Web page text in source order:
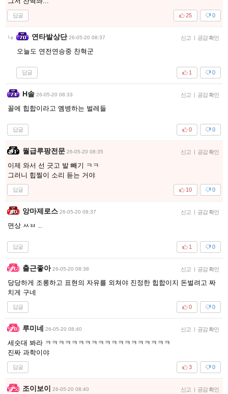
답글 0
25
연타발상단 26-05-20 08:37 신고 | 공감 확인
오늘도 연전연승중 찬혁군
답글 0
1
H솔 26-05-20 08:33 신고 | 공감 확인
꼴에 힙합이라고 옘병하는 벌레들
답글 0
0
월급루팡전문 26-05-20 08:35 신고 | 공감 확인
이제 와서 선 긋고 발 빼기 ㅋㅋ
그러니 힙찔이 소리 듣는 거야
답글 0
10
앙마제로스 26-05-20 08:37 신고 | 공감 확인
면상 ㅆㅂ ..
답글 0
1
출근좋아 26-05-20 08:38 신고 | 공감 확인
당당하게 조롱하고 표현의 자유를 외쳐야 진정한 힙합이지 돈벌려고 짜
치게 구네
답글 0
0
루미네 26-05-20 08:40 신고 | 공감 확인
세숫대 봐라 ㅋㅋㅋㅋㅋㅋㅋㅋㅋㅋㅋㅋㅋㅋㅋㅋㅋㅋㅋ
진짜 과학이야
답글 0
3
조이보이 26-05-20 08:40 신고 | 공감 확인